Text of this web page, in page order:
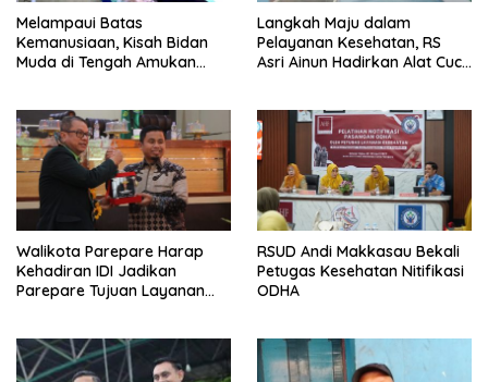
Melampaui Batas
Kemanusiaan, Kisah Bidan
Muda di Tengah Amukan
Langkah Maju dalam
Pelayanan Kesehatan, RS
Asri Ainun Hadirkan Alat Cuci
Walikota Parepare Harap
Kehadiran IDI Jadikan
Parepare Tujuan Layanan
RSUD Andi Makkasau Bekali
Petugas Kesehatan Nitifikasi
ODHA